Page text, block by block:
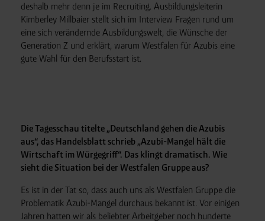
deshalb mehr denn je im Recruiting. Ausbildungsleiterin
Kimberley Millbaier stellt sich im Interview Fragen rund um
eine sich verändernde Ausbildungswelt, die Wünsche der
Generation Z und erklärt, warum Westfalen für Azubis eine
gute Wahl für den Berufsstart ist.
Die Tagesschau titelte „Deutschland gehen die Azubis
aus“, das Handelsblatt schrieb „Azubi-Mangel hält die
Wirtschaft im Würgegriff“. Das klingt dramatisch. Wie
sieht die Situation bei der Westfalen Gruppe aus?
Es ist in der Tat so, dass auch uns als Westfalen Gruppe die
Problematik Azubi-Mangel durchaus bekannt ist. Vor einigen
Jahren hatten wir als beliebter Arbeitgeber noch hunderte